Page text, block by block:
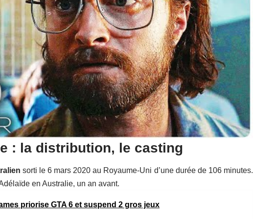
: la distribution, le casting
sorti le 6 mars 2020 au Royaume-Uni d’une durée de 106 minutes.
en Australie, un an avant.
priorise GTA 6 et suspend 2 gros jeux